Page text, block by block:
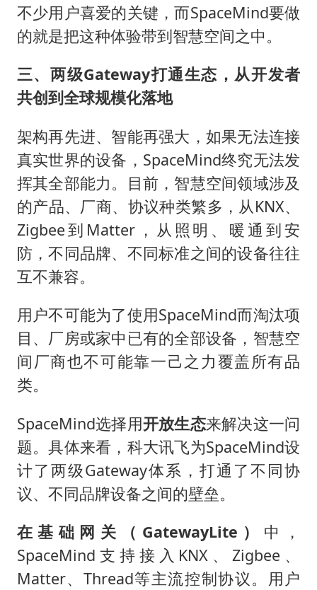
不少用户喜爱的关键，而SpaceMind要做
的就是把这种体验带到智慧空间之中。
三、两级Gateway打通生态，从开发者
共创到全球规模化落地
架构再先进、智能再强大，如果无法连接
真实世界的设备，SpaceMind终究无法发
挥其全部能力。目前，智慧空间领域涉及
的产品、厂商、协议种类繁多，从KNX、
Zigbee到Matter，从照明、暖通到安
防，不同品牌、不同标准之间的设备往往
互不兼容。
用户不可能为了使用SpaceMind而淘汰项
目、厂房或家中已有的全部设备，智慧空
间厂商也不可能靠一己之力覆盖所有品
类。
SpaceMind选择用开放生态来解决这一问
题。具体来看，科大讯飞为SpaceMind设
计了两级Gateway体系，打通了不同协
议、不同品牌设备之间的壁垒。
在基础网关（GatewayLite ） 中，
SpaceMind支持接入KNX、Zigbee、
Matter、Thread等主流控制协议。用户